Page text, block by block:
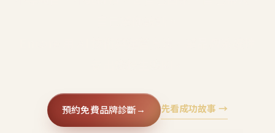
預約免費品牌診斷→ 先看成功故事 →